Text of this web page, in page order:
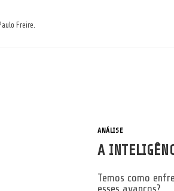
Freire.
ANÁLISE
A
Temos como